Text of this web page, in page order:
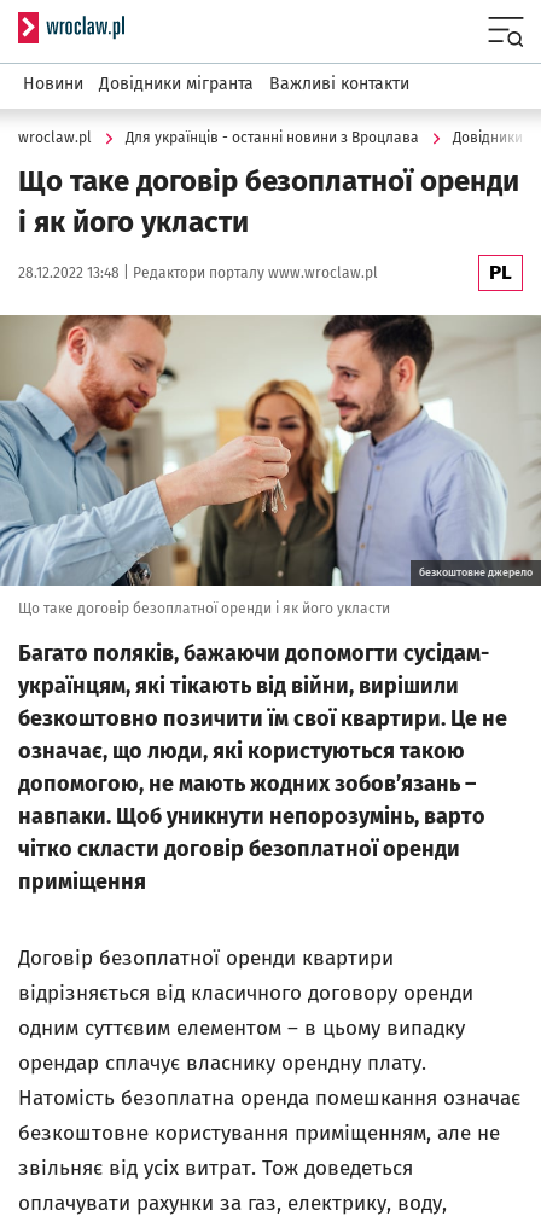
Serwis informacyjny wroclaw.pl
Новини Довідники мігранта Важливі контакти
wroclaw.pl Для українців - останні новини з Вроцлава Довідники
Що таке договір безоплатної оренди
і як його укласти
Data publikacji:
28.12.2022 13:48 | Autor:
Редактори порталу www.wroclaw.pl PL
Kliknij, aby powiększyć
безкоштовне джерело
Що таке договір безоплатної оренди і як його укласти
Багато поляків, бажаючи допомогти сусідам-
українцям, які тікають від війни, вирішили
безкоштовно позичити їм свої квартири. Це не
означає, що люди, які користуються такою
допомогою, не мають жодних зобов’язань –
навпаки. Щоб уникнути непорозумінь, варто
чітко скласти договір безоплатної оренди
приміщення
Договір безоплатної оренди квартири
відрізняється від класичного договору оренди
одним суттєвим елементом – в цьому випадку
орендар сплачує власнику орендну плату.
Натомість безоплатна оренда помешкання означає
безкоштовне користування приміщенням, але не
звільняє від усіх витрат. Тож доведеться
оплачувати рахунки за газ, електрику, воду,